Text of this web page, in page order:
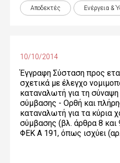
Αποδεκτές Ενέργεια &
10/10/2014
Έγγραφη Σύσταση προς
σχετικά με έλεγχο
καταναλωτή για τη σύναψη
σύμβασης - Ορθή και
καταναλωτή για τα κύρια
σύμβασης (βλ. άρθρα 8 και
ΦΕΚ Α 191, όπως ισχύει